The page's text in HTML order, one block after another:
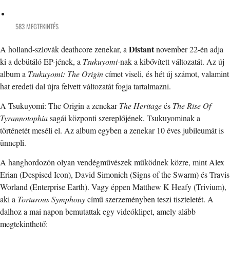
583 MEGTEKINTÉS
A holland-szlovák deathcore zenekar, a Distantnovember 22-én adja
ki a debütáló EP-jének, a Tsukuyomi-nak a kibővített változatát. Az új
album a Tsukuyomi: The Origincímet viseli, és hét új számot, valamint
hat eredeti dal újra felvett változatát fogja tartalmazni.
A Tsukuyomi: The Origin a zenekarThe Heritageés The Rise Of
Tyrannotophiasagái központi szereplőjének, Tsukuyominak a
történetét meséli el. Az album egyben a zenekar 10 éves jubileumát is
ünnepli.
A hanghordozón olyan vendégművészek működnek közre, mint Alex
Erian (Despised Icon), David Simonich (Signs of the Swarm) és Travis
Worland (Enterprise Earth). Vagy éppen Matthew K Heafy (Trivium),
aki a Torturous Symphonycímű szerzeményben teszi tiszteletét. A
dalhoz a mai napon bemutattak egy videóklipet, amely alább
megtekinthető: